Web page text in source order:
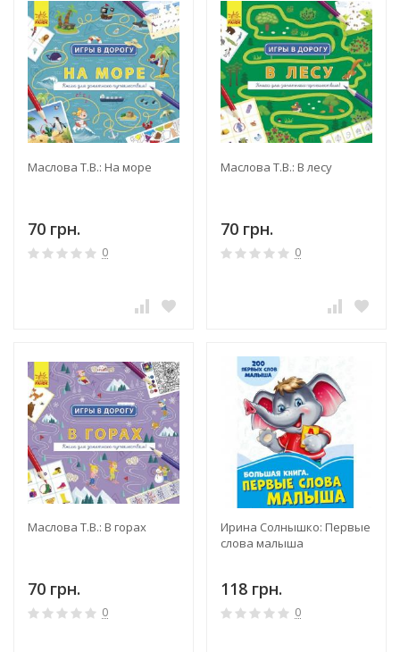
Маслова Т.В.: На море
70 грн.
0
Маслова Т.В.: В лесу
70 грн.
0
Маслова Т.В.: В горах
70 грн.
0
Ирина Солнышко: Первые
слова малыша
118 грн.
0